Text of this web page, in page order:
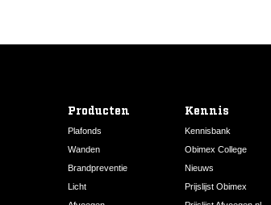
Producten
Plafonds
Wanden
Brandpreventie
Licht
Kennis
Kennisbank
Obimex College
Nieuws
Prijslijst Obimex